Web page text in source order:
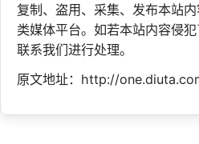
复制、盗用、采集、发布本站
类媒体平台。如若本站内容侵
联系我们进行处理。
原文地址：http://